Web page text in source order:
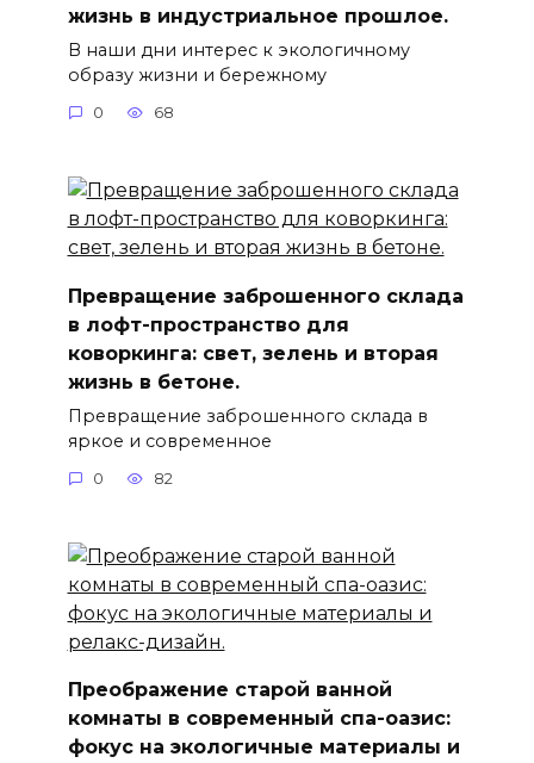
жизнь в индустриальное прошлое.
В наши дни интерес к экологичному
образу жизни и бережному
0 68
Превращение заброшенного склада
в лофт-пространство для
коворкинга: свет, зелень и вторая
жизнь в бетоне.
Превращение заброшенного склада в
яркое и современное
0 82
Преображение старой ванной
комнаты в современный спа-оазис:
фокус на экологичные материалы и